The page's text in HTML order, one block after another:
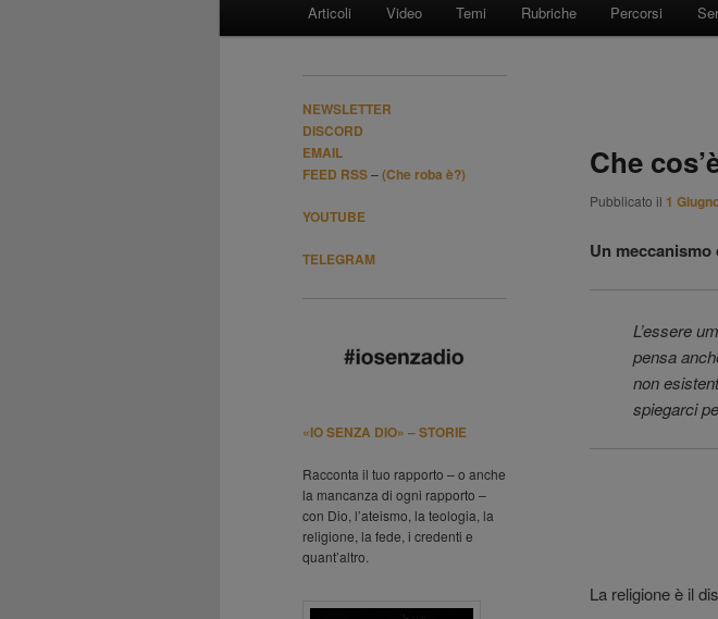
Vai
contenuto
principale
Articoli Video Temi Rubriche Percorsi
Che
Pubblicato il 1
Un
L’essere
pensa
non
spiegarci
La religione è il
NEWSLETTER
DISCORD
EMAIL
FEED RSS–(Che roba è?)
YOUTUBE
TELEGRAM
«IO SENZA DIO» – STORIE
Racconta il tuo rapporto – o anche
la mancanza di ogni rapporto –
con Dio, l’ateismo, la teologia, la
religione, la fede, i credenti e
quant’altro.